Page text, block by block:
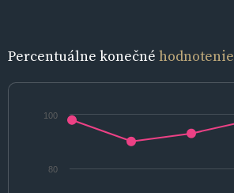
Percentuálne konečné hodnotenie
80
100